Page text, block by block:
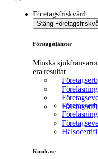
Företagsfriskvård
Stäng
Företagstjänster
Minska
era resultat
Kundcase